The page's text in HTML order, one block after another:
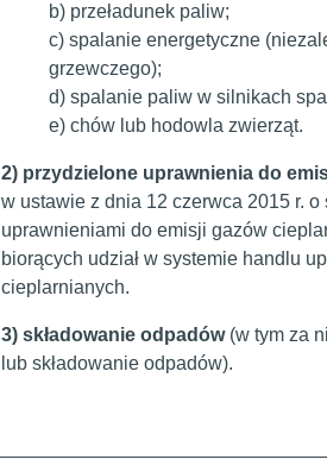
b) przeładunek paliw;
c) spalanie energetyczne
grzewczego);
d) spalanie paliw w silnikach
e) chów lub hodowla zwierząt.
2) przydzielone uprawnienia do
w ustawie z dnia 12 czerwca 2015 r.
uprawnieniami do emisji gazów
biorących udział w systemie handlu
cieplarnianych.
3) składowanie odpadów(w tym za
lub składowanie odpadów).